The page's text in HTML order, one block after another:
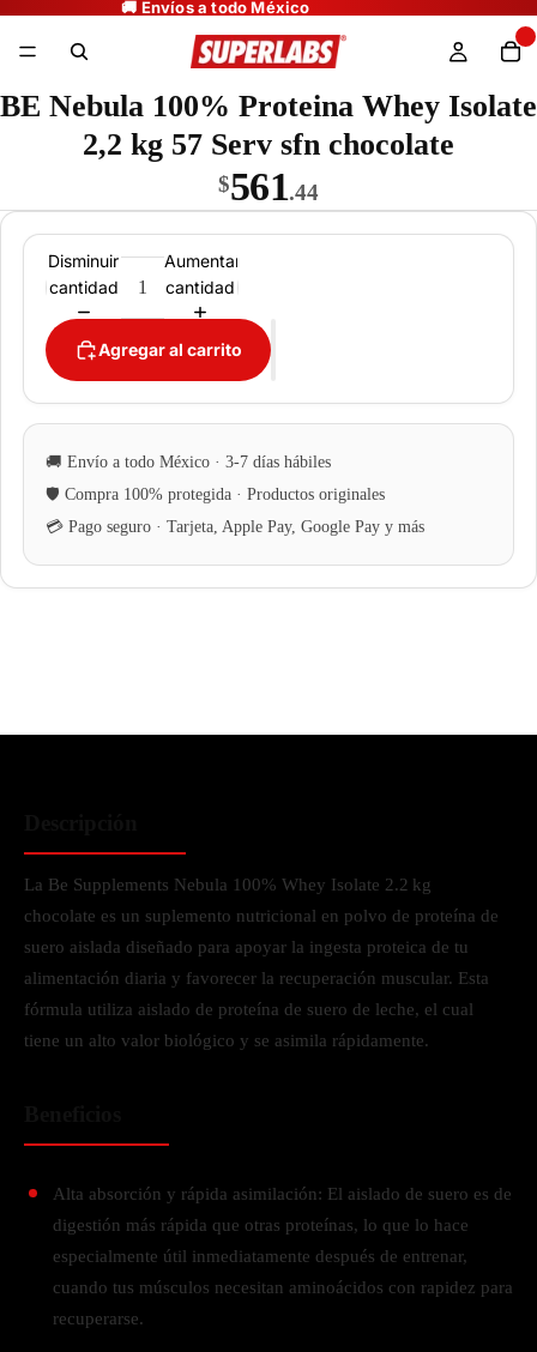
BE Nebula 100% Proteina Whey Isolate
2,2 kg 57 Serv sfn chocolate
$561.44
Disminuir
cantidad
Aumentar
cantidad
Agregar al carrito
La Be Supplements Nebula 100% Whey Isolate 2.2 kg
chocolate es un suplemento nutricional en polvo de proteína de
suero aislada diseñado para apoyar la ingesta proteica de tu
alimentación diaria y favorecer la recuperación muscular. Esta
fórmula utiliza aislado de proteína de suero de leche, el cual
tiene un alto valor biológico y se asimila rápidamente.
Alta absorción y rápida asimilación: El aislado de suero es de
digestión más rápida que otras proteínas, lo que lo hace
especialmente útil inmediatamente después de entrenar,
cuando tus músculos necesitan aminoácidos con rapidez para
recuperarse.